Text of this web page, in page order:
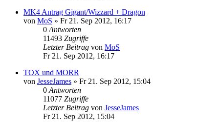
MK4 Antrag Gigant/Wizzard + Dragon
von MoS » Fr 21. Sep 2012, 16:17
0 Antworten
11493 Zugriffe
Letzter Beitrag von MoS
Fr 21. Sep 2012, 16:17
TOX und MORR
von JesseJames » Fr 21. Sep 2012, 15:04
0 Antworten
11077 Zugriffe
Letzter Beitrag von JesseJames
Fr 21. Sep 2012, 15:04